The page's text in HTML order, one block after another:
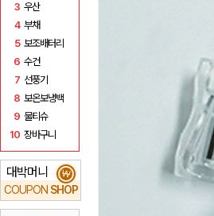
3 우산
4 부채
5 보조배터리
6 수건
7 선풍기
8 보온보냉백
9 물티슈
10 장바구니
대박머니
COUPON SHOP
₩